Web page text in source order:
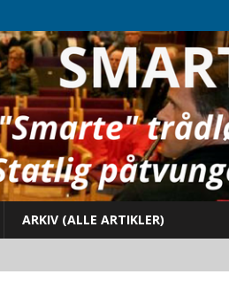
ARKIV (ALLE ARTIKLER)